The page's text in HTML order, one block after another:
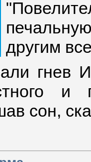
другим
гнев
и
сон,